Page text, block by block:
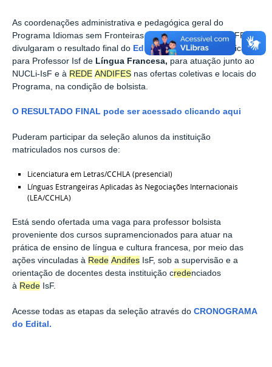
As coordenações administrativa e pedagógica geral do
Programa Idiomas sem Fronteiras -
REDE ANDIFES na UFPB,
divulgaram o resultado final do Edital de Seleção
Simplificada
para Professor Isf de Língua Francesa, para atuação junto ao
NUCLi-IsF e à REDE ANDIFES nas ofertas coletivas e locais do
Programa, na condição de bolsista.
O RESULTADO FINAL pode ser acessado clicando aqui
Puderam participar da seleção alunos da instituição
matriculados nos cursos de:
Licenciatura em Letras/CCHLA (presencial)
Línguas Estrangeiras Aplicadas às Negociações Internacionais
(LEA/CCHLA)
Está sendo ofertada uma vaga para professor bolsista
proveniente dos cursos supramencionados para atuar na
prática de ensino de língua e cultura francesa, por meio das
ações vinculadas à Rede Andifes IsF, sob a supervisão e a
orientação de docentes desta instituição credenciados
à Rede IsF.
Acesse todas as etapas da seleção através do CRONOGRAMA
do Edital.